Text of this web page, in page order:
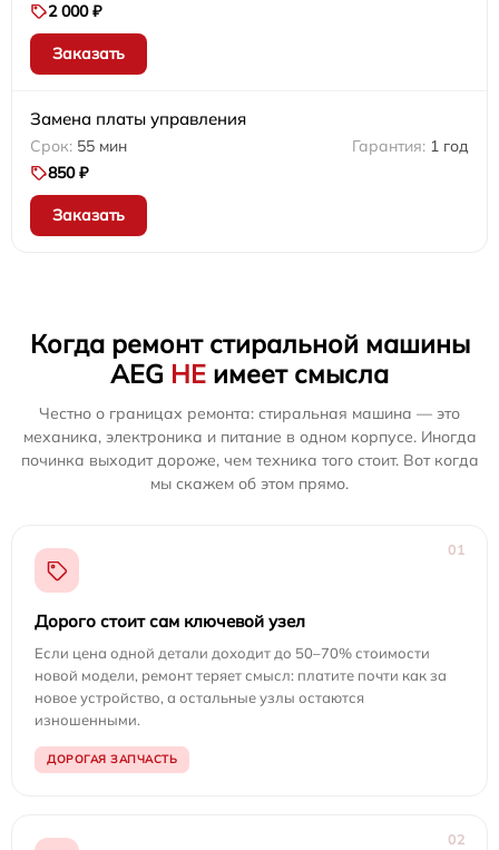
2 000 ₽
Заказать
Замена платы управления
55 мин
1 год
850 ₽
Заказать
Когда ремонт стиральной машины
AEG НЕ имеет смысла
Честно о границах ремонта: стиральная машина — это
механика, электроника и питание в одном корпусе. Иногда
починка выходит дороже, чем техника того стоит. Вот когда
мы скажем об этом прямо.
01
Дорого стоит сам ключевой узел
Если цена одной детали доходит до 50–70% стоимости
новой модели, ремонт теряет смысл: платите почти как за
новое устройство, а остальные узлы остаются
изношенными.
ДОРОГАЯ ЗАПЧАСТЬ
02